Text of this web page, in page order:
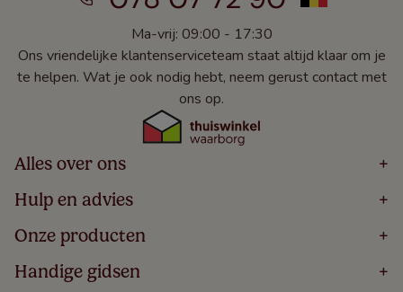
Ma-vrij: 09:00 - 17:30
Ons vriendelijke klantenserviceteam staat altijd klaar om je
te helpen. Wat je ook nodig hebt, neem gerust contact met
ons op.
Alles over ons +
Home
Over
Bestellen
Winacties
Hulp en advies +
Volg Je Bestelling
Levering
5 Jaar Garantie
Onze producten +
Houten Jaloezieën
Rolgordijnen
Handige gidsen +